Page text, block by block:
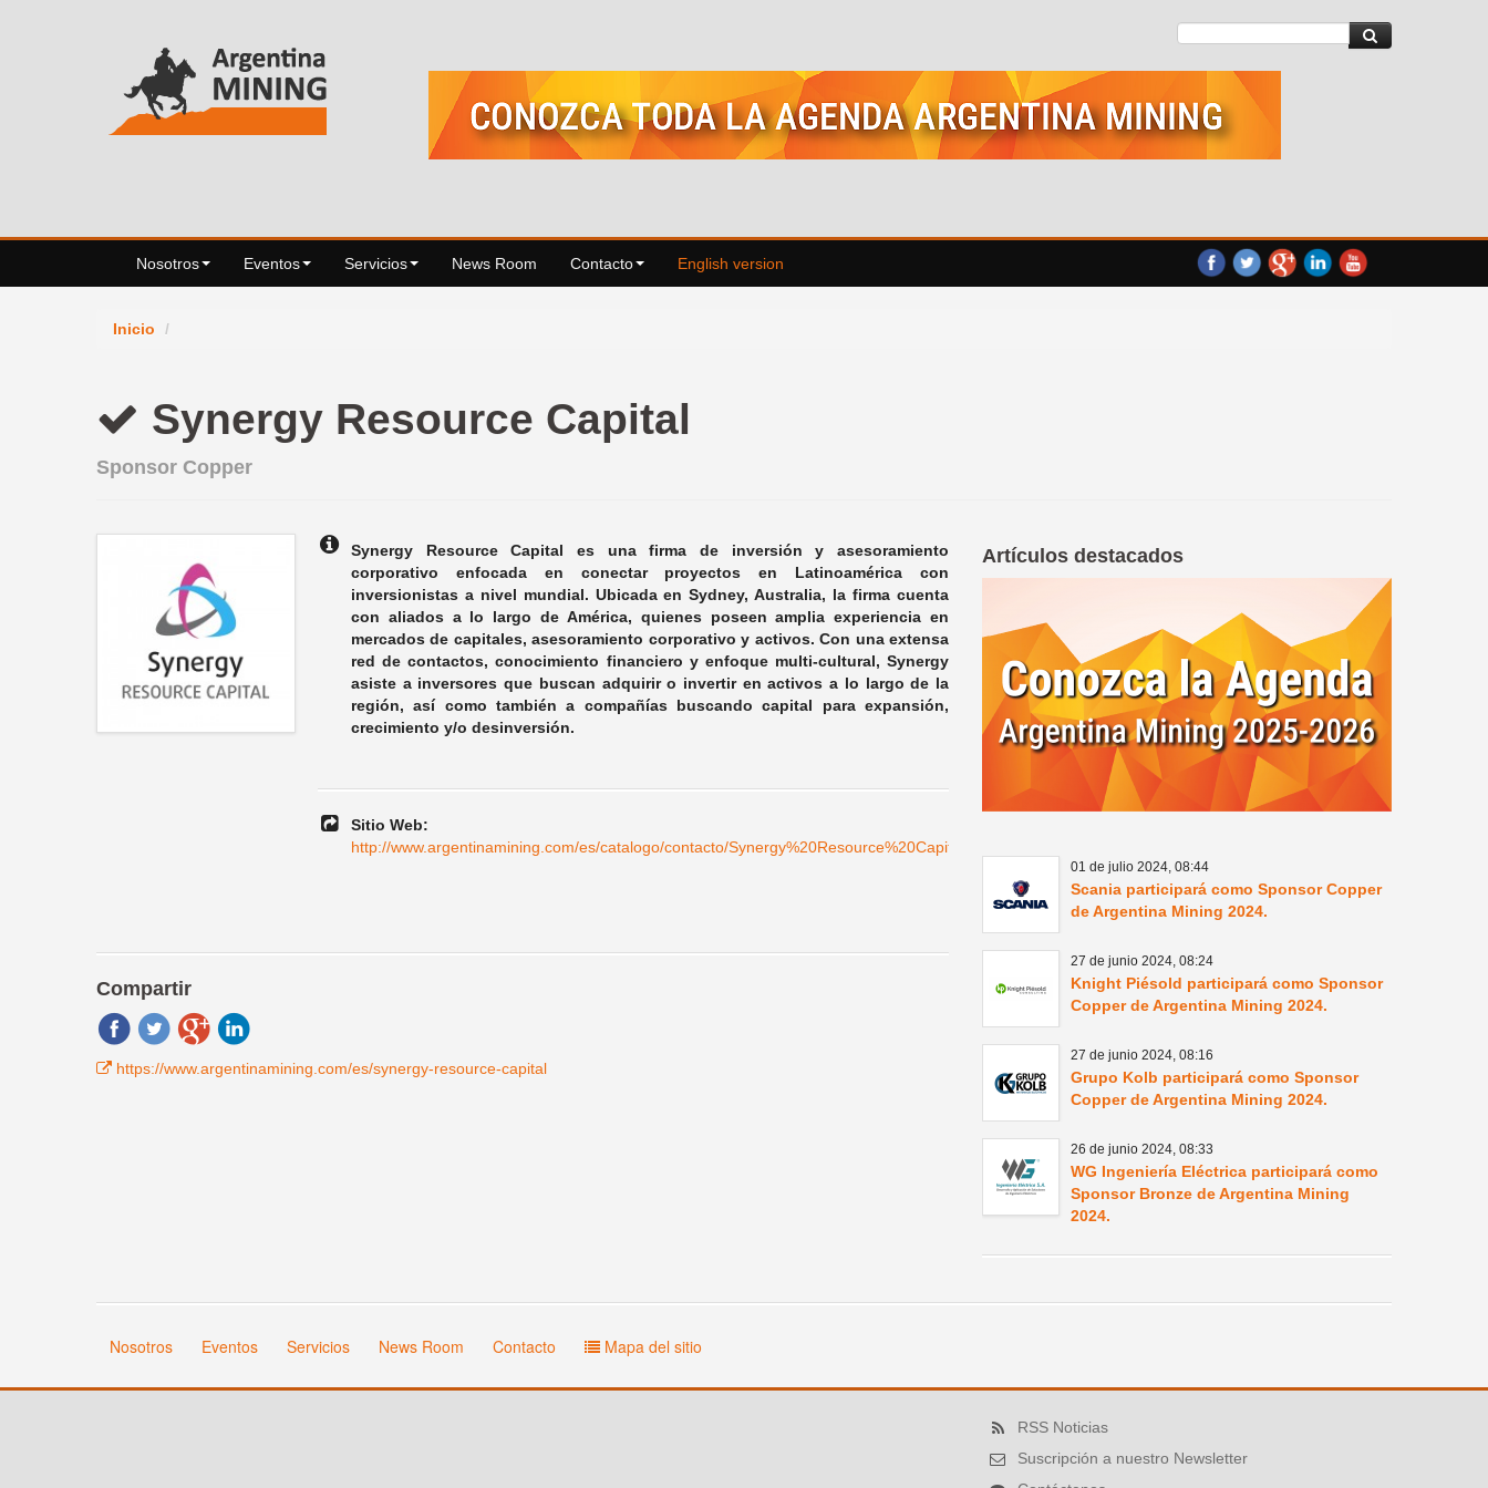
Nosotros Eventos Servicios News Room Contacto English version
Inicio /
Synergy Resource Capital
Sponsor Copper
Synergy Resource Capital es una firma de inversión y asesoramiento
corporativo enfocada en conectar proyectos en Latinoamérica con
inversionistas a nivel mundial. Ubicada en Sydney, Australia, la firma cuenta
con aliados a lo largo de América, quienes poseen amplia experiencia en
mercados de capitales, asesoramiento corporativo y activos. Con una extensa
red de contactos, conocimiento financiero y enfoque multi-cultural, Synergy
asiste a inversores que buscan adquirir o invertir en activos a lo largo de la
región, así como también a compañías buscando capital para expansión,
crecimiento y/o desinversión.
Sitio Web:
http://www.argentinamining.com/es/catalogo/contacto/Synergy%20Resource%20Capital
Compartir
https://www.argentinamining.com/es/synergy-resource-capital
Artículos destacados
01 de julio 2024, 08:44
Scania participará como Sponsor Copper
de Argentina Mining 2024.
27 de junio 2024, 08:24
Knight Piésold participará como Sponsor
Copper de Argentina Mining 2024.
27 de junio 2024, 08:16
Grupo Kolb participará como Sponsor
Copper de Argentina Mining 2024.
26 de junio 2024, 08:33
WG Ingeniería Eléctrica participará como
Sponsor Bronze de Argentina Mining
2024.
Nosotros Eventos Servicios News Room Contacto Mapa del sitio
RSS Noticias
Suscripción a nuestro Newsletter